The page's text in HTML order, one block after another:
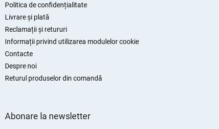
Politica de confidențialitate
Livrare și plată
Reclamații și retururi
Informații privind utilizarea modulelor cookie
Contacte
Despre noi
Returul produselor din comandă
Abonare la newsletter